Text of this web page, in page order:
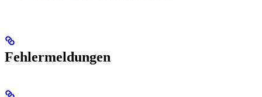
Fehlermeldungen